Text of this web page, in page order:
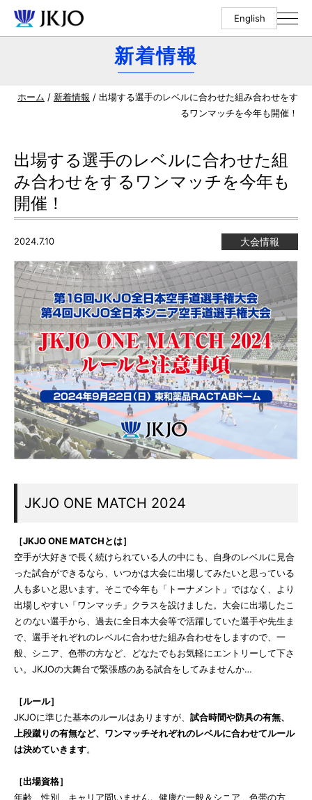
English
新着情報
ホーム / 新着情報 / 出場する選手のレベルに合わせた組み合わせをす
るワンマッチを今年も開催！
出場する選手のレベルに合わせた組
み合わせをするワンマッチを今年も
開催！
2024.7.10 大会情報
JKJO ONE MATCH 2024
［JKJO ONE MATCHとは］
空手が大好きで長く続けられている人の中にも、自身のレベルに見合
った試合ができるなら、いつかは大会に出場してみたいと思っている
人も多いと思います。そこで今年も「トーナメント」ではなく、より
出場しやすい「ワンマッチ」クラスを設けました。大会に出場したこ
とのない選手から、過去に全日本大会等で活躍していた選手や先生ま
で、選手それぞれのレベルに合わせた組み合わせをしますので、一
般、シニア、色帯の方など、どなたでもお気軽にエントリーして下さ
い。JKJOの大舞台で緊張感のある試合をしてみませんか…
［ルール］
JKJOに準じた基本のルールはありますが、 試合時間や防具の有無、
上段蹴りの有無など、ワンマッチそれぞれのレベルに合わせてルール
は決めていきます。
［出場資格］
年齢、性別、キャリア問いません。健康な一般＆シニア、色帯の方、